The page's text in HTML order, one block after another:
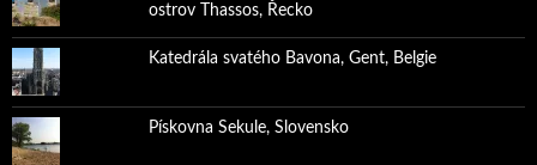
ostrov Thassos, Řecko
Katedrála svatého Bavona, Gent, Belgie
Pískovna Sekule, Slovensko